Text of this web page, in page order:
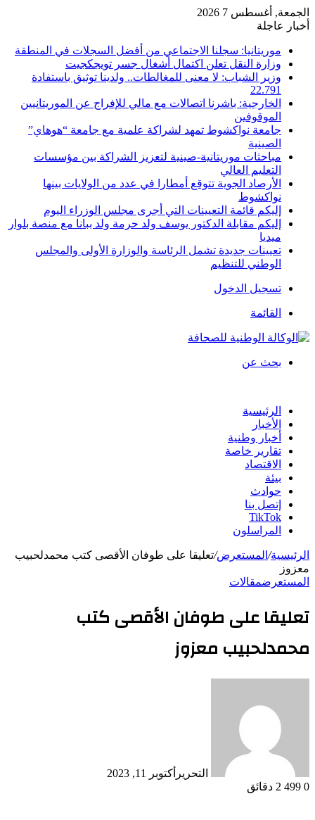
الجمعة, أغسطس 7 2026
أخبار عاجلة
موريتانيا: سجلنا الاجتماعي من أفضل السجلات في المنطقة
وزارة النقل تعلن اكتمال أشغال جسر تويجكجيت
وزير الشباب: لا معنى للمغالطات.. ولدينا توثيق باستفادة
22.791
الخارجية: باشرنا اتصالات مع مالي للإفراج عن الموريتانيين
الموقوفين
جامعة نواكشوط تمهد لشراكة علمية مع جامعة “هوهاي”
الصينية
مباحثات موريتانية-صينية لتعزيز الشراكة بين مؤسسات
التعليم العالي
الأرصاد الجوية تتوقع أمطارا في عدد من الولايات بينها
نواكشوط
إليكم قائمة التعيينات التي أجرى مجلس الوزراء اليوم
إليكم مقابلة الدكتور يوسف ولد حرمة ولد ببانا مع منصة بلوار
ميديا
تعيينات جديدة تشمل الرئاسة والوزارة الأولى والمجلس
الوطني للتنظيم
تسجيل الدخول
القائمة
بحث عن
الرئيسية
الأخبار
أخبار وطنية
تقارير خاصة
الاقتصاد
بيئة
حوادث
إتصل بنا
TikTok
المراسلون
الرئيسية/ المستعرض/تعليقا على طوفان الأقصى كتب محمدلحبيب
معزوز
المستعرضمقالات
تعليقا على طوفان الأقصى كتب
محمدلحبيب معزوز
التحرير أكتوبر 11, 2023
0
2 دقائق